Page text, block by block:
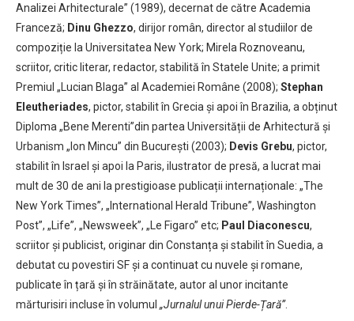
Analizei Arhitecturale” (1989), decernat de către Academia
Franceză; Dinu Ghezzo, dirijor român, director al studiilor de
compoziție la Universitatea New York; Mirela Roznoveanu,
scriitor, critic literar, redactor, stabilită în Statele Unite; a primit
Premiul „Lucian Blaga” al Academiei Române (2008); Stephan
Eleutheriades, pictor, stabilit în Grecia și apoi în Brazilia, a obținut
Diploma „Bene Merenti”din partea Universității de Arhitectură și
Urbanism „Ion Mincu” din București (2003); Devis Grebu, pictor,
stabilit în Israel și apoi la Paris, ilustrator de presă, a lucrat mai
mult de 30 de ani la prestigioase publicații internaționale: „The
New York Times”, „International Herald Tribune”, Washington
Post”, „Life”, „Newsweek”, „Le Figaro” etc; Paul Diaconescu,
scriitor și publicist, originar din Constanța și stabilit în Suedia, a
debutat cu povestiri SF și a continuat cu nuvele și romane,
publicate în țară și în străinătate, autor al unor incitante
mărturisiri incluse în volumul „Jurnalul unui Pierde-Țară”.